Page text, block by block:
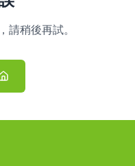
請稍後再試。